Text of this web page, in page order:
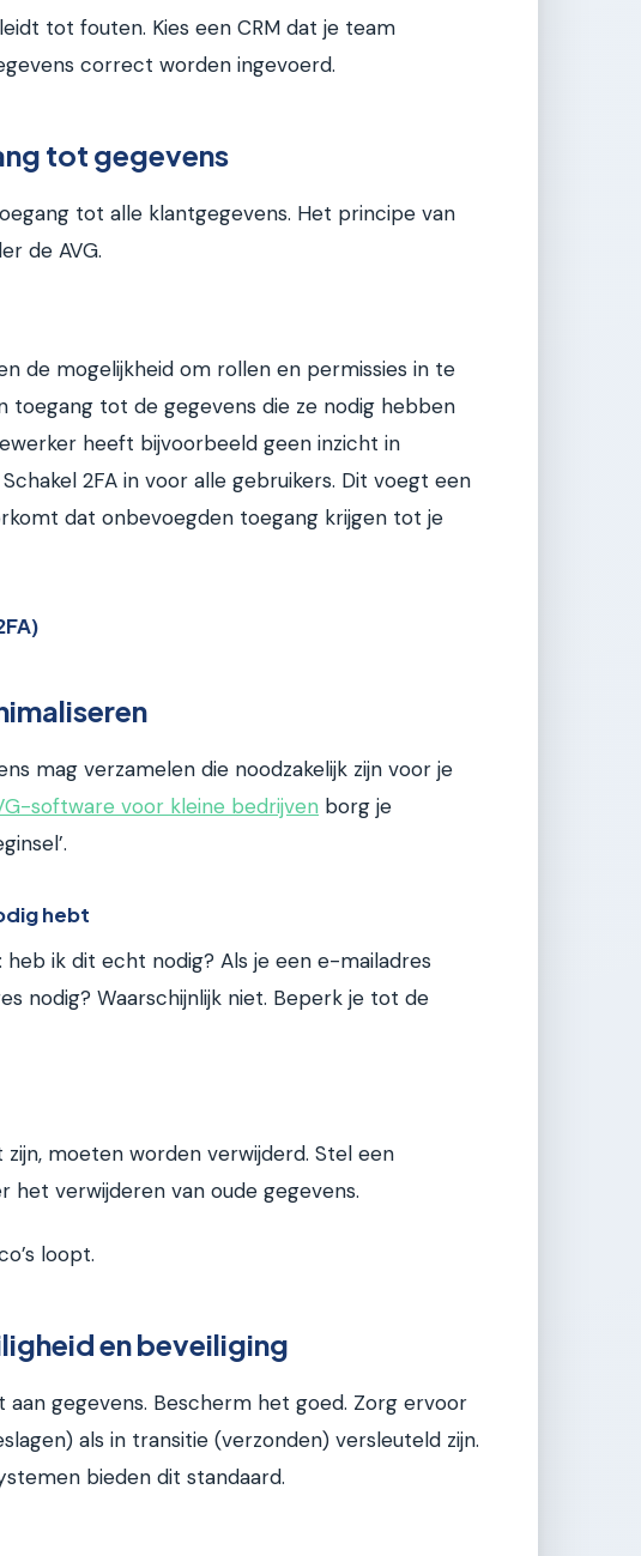
tot fouten. Kies een CRM dat je team
correct worden ingevoerd.
tot gegevens
tot alle klantgegevens. Het principe van
de AVG.
de mogelijkheid om rollen en permissies in te
toegang tot de gegevens die ze nodig hebben
heeft bijvoorbeeld geen inzicht in
2FA in voor alle gebruikers. Dit voegt een
dat onbevoegden toegang krijgen tot je
mag verzamelen die noodzakelijk zijn voor je
software voor kleine bedrijven borg je
hebt
heb ik dit echt nodig? Als je een e-mailadres
nodig? Waarschijnlijk niet. Beperk je tot de
moeten worden verwijderd. Stel een
het verwijderen van oude gegevens.
loopt.
en beveiliging
aan gegevens. Bescherm het goed. Zorg ervoor
als in transitie (verzonden) versleuteld zijn.
bieden dit standaard.